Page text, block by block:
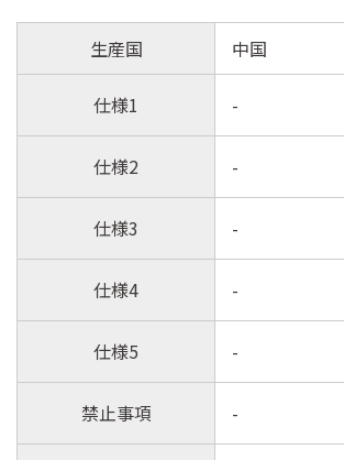
生産国 中国
仕様1 -
仕様2 -
仕様3 -
仕様4 -
仕様5 -
禁止事項 -